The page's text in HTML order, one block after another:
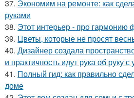
37. Экономим на ремонте: как
руками
38. Этот интерьер - про
39. Цветы, которые не просят
40. Дизайнер создала
и практичность идут рука об руку
41. Полный гид: как правильно
доме